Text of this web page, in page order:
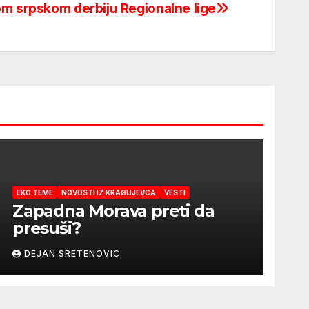
srpskom derbiju Regionalne lige
EKO TEME NOVOSTI IZ KRAGUJEVCA VESTI
Zapadna Morava preti da
presuši?
DEJAN SRETENOVIC